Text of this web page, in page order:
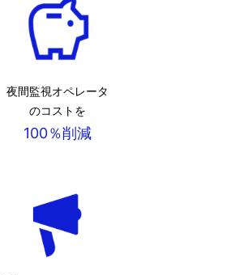
夜間監視オペレータ
のコストを
100％削減